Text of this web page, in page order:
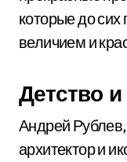
которые до
величием и
Детство
Андрей
архитектор и